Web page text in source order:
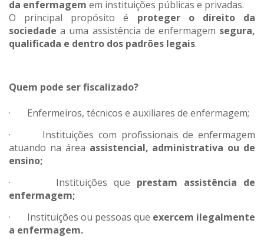
da enfermagem em instituições públicas e privadas.
O principal propósito é proteger o direito da
sociedade a uma assistência de enfermagem segura,
qualificada e dentro dos padrões legais.
Quem pode ser fiscalizado?
· Enfermeiros, técnicos e auxiliares de enfermagem;
· Instituições com profissionais de enfermagem
atuando na área assistencial, administrativa ou de
ensino;
· Instituições que prestam assistência de
enfermagem;
· Instituições ou pessoas que exercem ilegalmente
a enfermagem.